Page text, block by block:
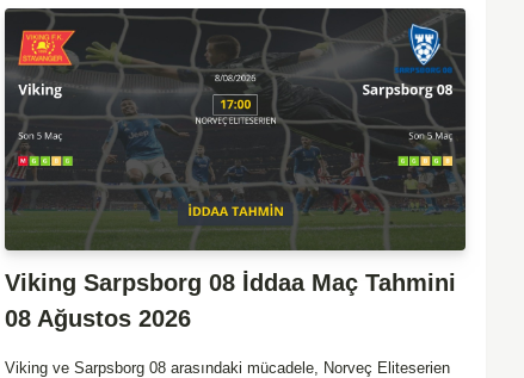
Viking Sarpsborg 08 İddaa Maç Tahmini
08 Ağustos 2026
Viking ve Sarpsborg 08 arasındaki mücadele, Norveç Eliteserien